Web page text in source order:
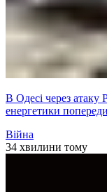
В Одесі через атаку
енергетики
Війна
34 хвилини тому